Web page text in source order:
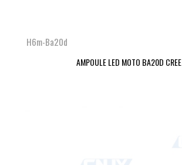
H6m-Ba20d
AMPOULE LED MOTO BA20D CREE...